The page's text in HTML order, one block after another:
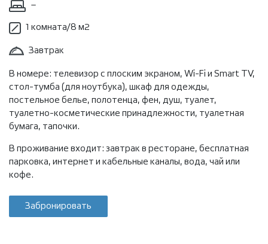
Забронировать
–
1 комната/8 м2
Завтрак
В номере: телевизор с плоским экраном, Wi-Fi и Smart TV,
стол-тумба (для ноутбука), шкаф для одежды,
постельное белье, полотенца, фен, душ, туалет,
туалетно-косметические принадлежности, туалетная
бумага, тапочки.
В проживание входит: завтрак в ресторане, бесплатная
парковка, интернет и кабельные каналы, вода, чай или
кофе.